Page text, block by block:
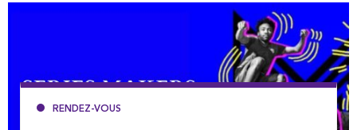
RENDEZ-VOUS